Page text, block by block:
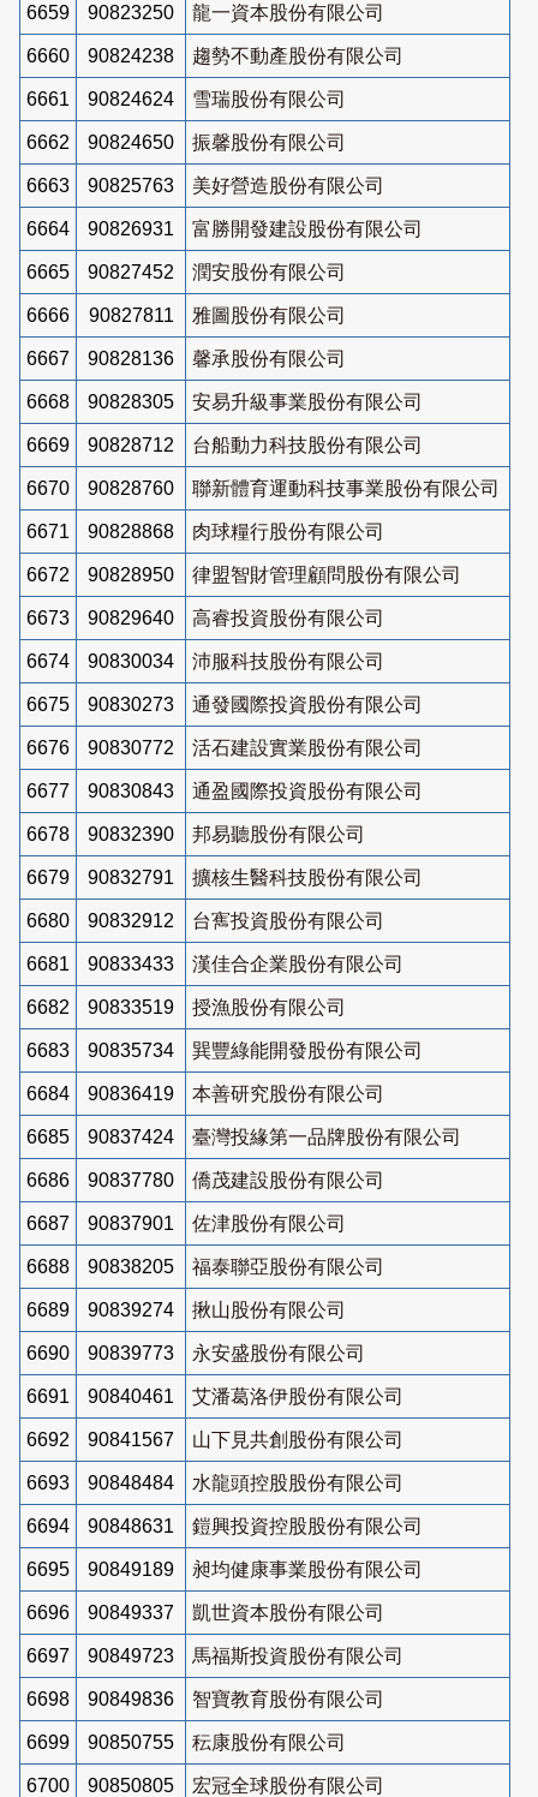
6659 90823250 龍一資本股份有限公司
6660 90824238 趨勢不動產股份有限公司
6661 90824624 雪瑞股份有限公司
6662 90824650 振馨股份有限公司
6663 90825763 美好營造股份有限公司
6664 90826931 富勝開發建設股份有限公司
6665 90827452 潤安股份有限公司
6666 90827811 雅圖股份有限公司
6667 90828136 馨承股份有限公司
6668 90828305 安易升級事業股份有限公司
6669 90828712 台船動力科技股份有限公司
6670 90828760 聯新體育運動科技事業股份有限公司
6671 90828868 肉球糧行股份有限公司
6672 90828950 律盟智財管理顧問股份有限公司
6673 90829640 高睿投資股份有限公司
6674 90830034 沛服科技股份有限公司
6675 90830273 通發國際投資股份有限公司
6676 90830772 活石建設實業股份有限公司
6677 90830843 通盈國際投資股份有限公司
6678 90832390 邦易聽股份有限公司
6679 90832791 擴核生醫科技股份有限公司
6680 90832912 台寯投資股份有限公司
6681 90833433 漢佳合企業股份有限公司
6682 90833519 授漁股份有限公司
6683 90835734 巽豐綠能開發股份有限公司
6684 90836419 本善研究股份有限公司
6685 90837424 臺灣投緣第一品牌股份有限公司
6686 90837780 僑茂建設股份有限公司
6687 90837901 佐津股份有限公司
6688 90838205 福泰聯亞股份有限公司
6689 90839274 揪山股份有限公司
6690 90839773 永安盛股份有限公司
6691 90840461 艾潘葛洛伊股份有限公司
6692 90841567 山下見共創股份有限公司
6693 90848484 水龍頭控股股份有限公司
6694 90848631 鎧興投資控股股份有限公司
6695 90849189 昶均健康事業股份有限公司
6696 90849337 凱世資本股份有限公司
6697 90849723 馬福斯投資股份有限公司
6698 90849836 智寶教育股份有限公司
6699 90850755 秐康股份有限公司
6700 90850805
宏冠全球股份有限公司